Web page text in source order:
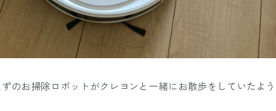
のお掃除ロボットがクレヨンと一緒にお散歩をしていたよう